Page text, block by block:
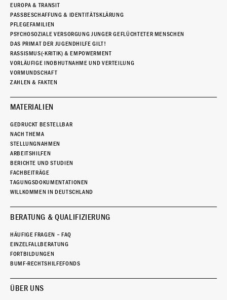
EUROPA & TRANSIT
PASSBESCHAFFUNG & IDENTITÄTSKLÄRUNG
PFLEGEFAMILIEN
PSYCHOSOZIALE VERSORGUNG JUNGER GEFLÜCHTETER MENSCHEN
DAS PRIMAT DER JUGENDHILFE GILT!
RASSISMUS(-KRITIK) & EMPOWERMENT
VORLÄUFIGE INOBHUTNAHME UND VERTEILUNG
VORMUNDSCHAFT
ZAHLEN & FAKTEN
MATERIALIEN
GEDRUCKT BESTELLBAR
NACH THEMA
STELLUNGNAHMEN
ARBEITSHILFEN
BERICHTE UND STUDIEN
FACHBEITRÄGE
TAGUNGSDOKUMENTATIONEN
WILLKOMMEN IN DEUTSCHLAND
BERATUNG & QUALIFIZIERUNG
HÄUFIGE FRAGEN – FAQ
EINZELFALLBERATUNG
FORTBILDUNGEN
BUMF-RECHTSHILFEFONDS
ÜBER UNS